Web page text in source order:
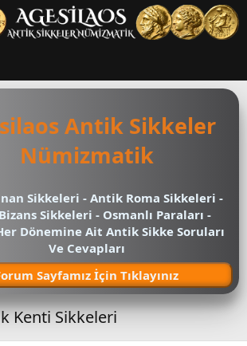
Antik Sikkeler
Nümizmatik
Sikkeleri - Antik Roma Sikkeleri -
Sikkeleri - Osmanlı Paraları -
Dönemine Ait Antik Sikke Soruları
Ve Cevapları
Sayfamız İçin Tıklayınız
Kenti Sikkeleri